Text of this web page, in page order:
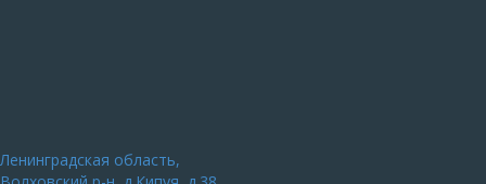
Ленинградская область,